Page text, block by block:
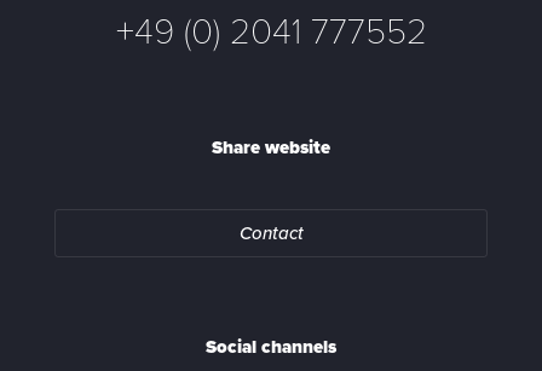
+49 (0) 2041 777552
Share website
Contact
Social channels